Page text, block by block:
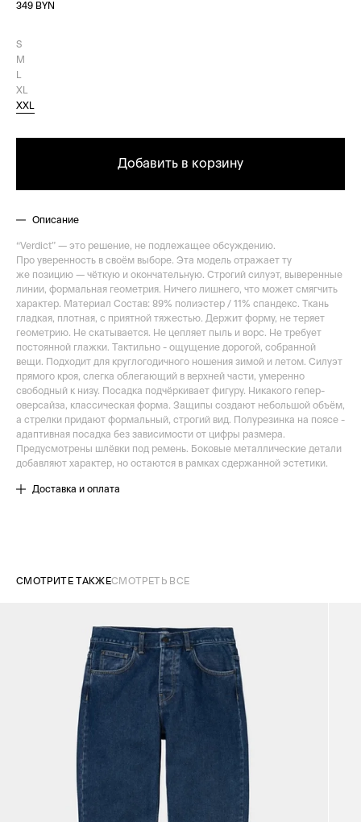
349 BYN
S
M
XL
XXL
Добавить в корзину
Описание
“Verdict” — это решение, не подлежащее обсуждению.
Про уверенность в своём выборе. Эта модель отражает ту
же позицию — чёткую и окончательную. Строгий силуэт, выверенные
линии, формальная геометрия. Ничего лишнего, что может смягчить
характер. Материал Состав: 89% полиэстер / 11% спандекс. Ткань
гладкая, плотная, с приятной тяжестью. Держит форму, не теряет
геометрию. Не скатывается. Не цепляет пыль и ворс. Не требует
постоянной глажки. Тактильно - ощущение дорогой, собранной
вещи. Подходит для круглогодичного ношения зимой и летом. Силуэт
прямого кроя, слегка облегающий в верхней части, умеренно
свободный к низу. Посадка подчёркивает фигуру. Никакого гепер-
оверсайза, классическая форма. Защипы создают небольшой объём,
а стрелки придают формальный, строгий вид. Полурезинка на поясе -
адаптивная посадка без зависимости от цифры размера.
Предусмотрены шлёвки под ремень. Боковые металлические детали
добавляют характер, но остаются в рамках сдержанной эстетики.
Доставка и оплата
СМОТРИТЕ ТАКЖЕСМОТРЕТЬ ВСЕ